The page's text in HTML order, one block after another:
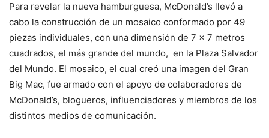
Para revelar la nueva hamburguesa, McDonald’s llevó a
cabo la construcción de un mosaico conformado por 49
piezas individuales, con una dimensión de 7 x 7 metros
cuadrados, el más grande del mundo, en la Plaza Salvador
del Mundo. El mosaico, el cual creó una imagen del Gran
Big Mac, fue armado con el apoyo de colaboradores de
McDonald’s, blogueros, influenciadores y miembros de los
distintos medios de comunicación.